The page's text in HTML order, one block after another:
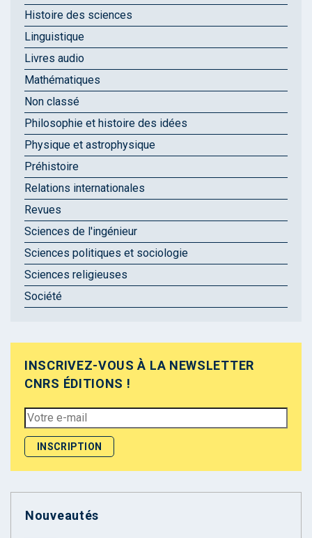
Histoire des sciences
Linguistique
Livres audio
Mathématiques
Non classé
Philosophie et histoire des idées
Physique et astrophysique
Préhistoire
Relations internationales
Revues
Sciences de l'ingénieur
Sciences politiques et sociologie
Sciences religieuses
Société
INSCRIVEZ-VOUS À LA NEWSLETTER
CNRS ÉDITIONS !
Nouveautés